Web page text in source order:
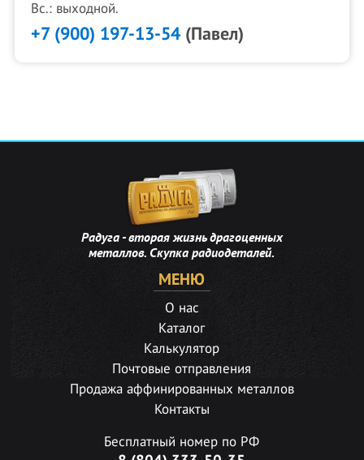
Вс.: выходной.
+7 (900) 197-13-54(Павел)
Радуга - вторая жизнь драгоценных
металлов. Скупка радиодеталей.
МЕНЮ
О нас
Каталог
Калькулятор
Почтовые отправления
Продажа аффинированных металлов
Контакты
Бесплатный номер по РФ